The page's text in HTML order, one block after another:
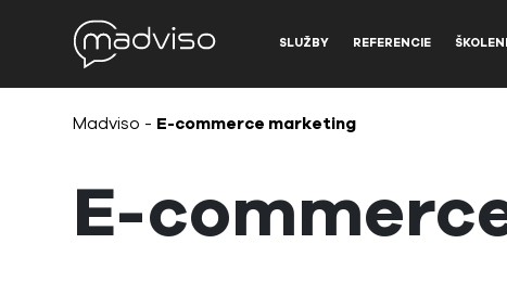
SLUŽBY REFERENCIE
Madviso - E-commerce marketing
E-